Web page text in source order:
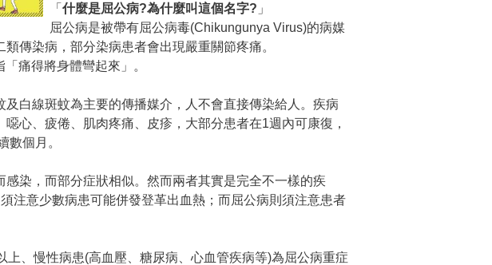
「 什麼是屈公病?為什麼叫這個名字? 」
屈公病是被帶有屈公病毒(Chikungunya Virus)的病媒
傳染病，部分染病患者會出現嚴重關節疼痛。
痛得將身體彎起來」。
白線斑蚊為主要的傳播媒介，人不會直接傳染給人。疾病
心、疲倦、肌肉疼痛、皮疹，大部分患者在1週內可康復，
數個月。
染，而部分症狀相似。然而兩者其實是完全不一樣的疾
注意少數病患可能併發登革出血熱；而屈公病則須注意患者
、慢性病患(高血壓、糖尿病、心血管疾病等)為屈公病重症